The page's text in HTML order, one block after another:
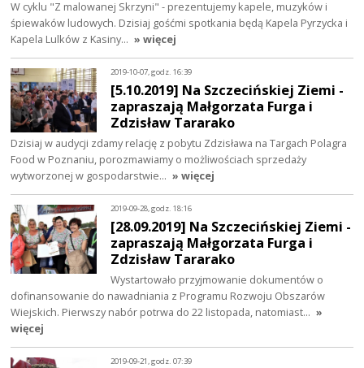
W cyklu "Z malowanej Skrzyni" - prezentujemy kapele, muzyków i
śpiewaków ludowych. Dzisiaj gośćmi spotkania będą Kapela Pyrzycka i
Kapela Lulków z Kasiny… » więcej
2019-10-07, godz. 16:39
[5.10.2019] Na Szczecińskiej Ziemi -
zapraszają Małgorzata Furga i
Zdzisław Tararako
Dzisiaj w audycji zdamy relację z pobytu Zdzisława na Targach Polagra
Food w Poznaniu, porozmawiamy o możliwościach sprzedaży
wytworzonej w gospodarstwie… » więcej
2019-09-28, godz. 18:16
[28.09.2019] Na Szczecińskiej Ziemi -
zapraszają Małgorzata Furga i
Zdzisław Tararako
Wystartowało przyjmowanie dokumentów o
dofinansowanie do nawadniania z Programu Rozwoju Obszarów
Wiejskich. Pierwszy nabór potrwa do 22 listopada, natomiast… »
więcej
2019-09-21, godz. 07:39